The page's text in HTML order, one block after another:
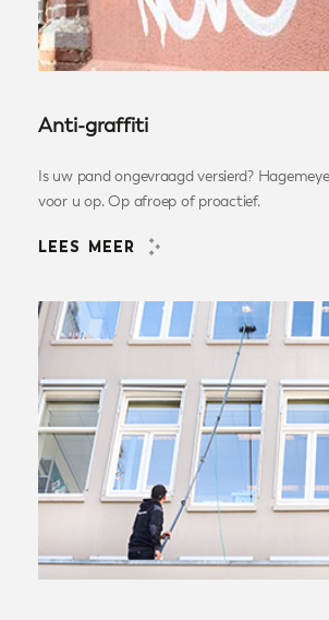
Anti-graffiti
Is uw pand ongevraagd versierd?
voor u op. Op afroep of proactief.
LEES MEER